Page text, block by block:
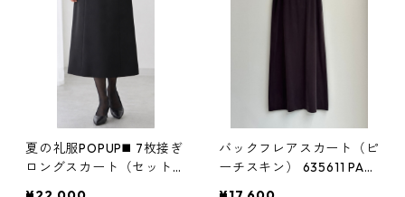
夏の礼服POPUP◼️ 7枚接ぎ
ロングスカート（セットア
バックフレアスカート（ピ
ーチスキン） 635611 PAS